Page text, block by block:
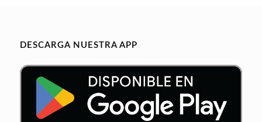
DESCARGA NUESTRA APP